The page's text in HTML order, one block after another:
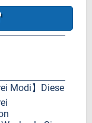
Modi】Diese